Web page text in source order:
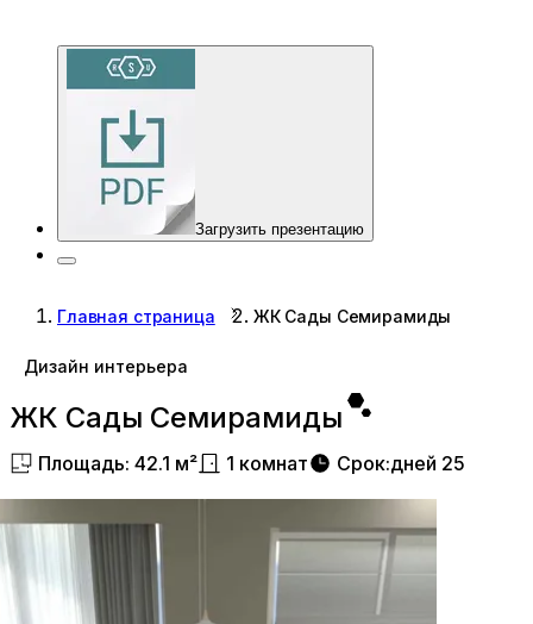
Загрузить презентацию
Главная страница ЖК Сады Семирамиды
Дизайн интерьера
ЖК Сады Семирамиды
Площадь: 42.1 м² 1 комнат Срок:дней 25